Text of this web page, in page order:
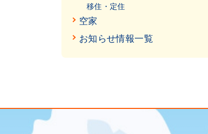
移住・定住
空家
お知らせ情報一覧